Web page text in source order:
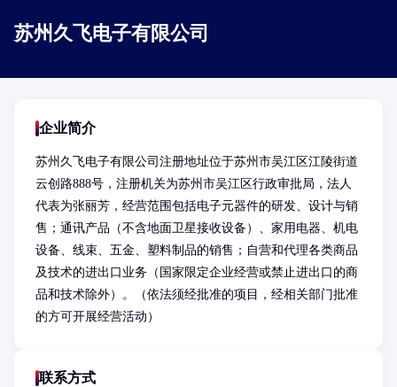
苏州久飞电子有限公司
企业简介
苏州久飞电子有限公司注册地址位于苏州市吴江区江陵街道
云创路888号，注册机关为苏州市吴江区行政审批局，法人
代表为张丽芳，经营范围包括电子元器件的研发、设计与销
售；通讯产品（不含地面卫星接收设备）、家用电器、机电
设备、线束、五金、塑料制品的销售；自营和代理各类商品
及技术的进出口业务（国家限定企业经营或禁止进出口的商
品和技术除外）。（依法须经批准的项目，经相关部门批准
的方可开展经营活动）
联系方式